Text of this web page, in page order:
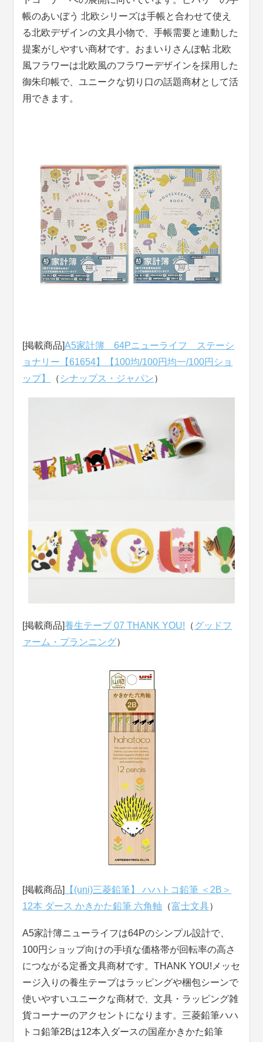
帳のあいぼう 北欧シリーズは手帳と合わせて使え
る北欧デザインの文具小物で、手帳需要と連動した
提案がしやすい商材です。おまいりさんぽ帖 北欧
風フラワーは北欧風のフラワーデザインを採用した
御朱印帳で、ユニークな切り口の話題商材として活
用できます。
[掲載商品]A5家計簿 64Pニューライフ ステーシ
ョナリー【61654】【100均/100円均一/100円ショ
ップ】
（ シナップス・ジャパン）
[掲載商品]養生テープ 07 THANK YOU! （ グッドフ
ァーム・プランニング）
[掲載商品]
【(uni)三菱鉛筆】 ハハトコ鉛筆 ＜2B＞
12本 ダース かきかた鉛筆 六角軸 （富士文具）
A5家計簿ニューライフは64Pのシンプル設計で、
100円ショップ向けの手頃な価格帯が回転率の高さ
につながる定番文具商材です。THANK YOU!メッセ
ージ入りの養生テープはラッピングや梱包シーンで
使いやすいユニークな商材で、文具・ラッピング雑
貨コーナーのアクセントになります。三菱鉛筆ハハ
トコ鉛筆2Bは12本入ダースの国産かきかた鉛筆